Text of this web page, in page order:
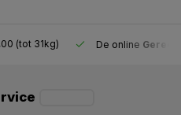
(tot 31kg) De online